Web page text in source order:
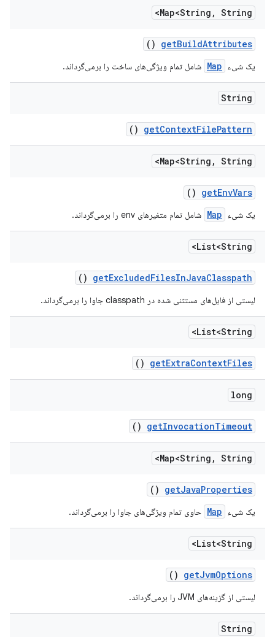
Map<String , String>
getBuildAttributes
()
یک شیء Map شامل تمام ویژگی‌های ساخت را برمی‌گرداند.
String
getContextFilePattern
()
Map<String , String>
getEnvVars
()
یک شیء Map شامل تمام متغیرهای env را برمی‌گرداند.
List<String>
getExcludedFilesInJavaClasspath
()
لیستی از فایل‌های مستثنی شده در classpath جاوا را برمی‌گرداند.
List<String>
getExtraContextFiles
()
long
getInvocationTimeout
()
Map<String , String>
getJavaProperties
()
یک شیء Map حاوی تمام ویژگی‌های جاوا را برمی‌گرداند.
List<String>
getJvmOptions
()
لیستی از گزینه‌های JVM را برمی‌گرداند.
String